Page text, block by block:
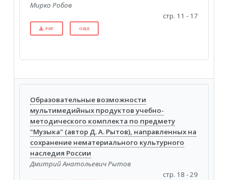
Мирко Робов
стр. 11 - 17
PDF ОЩЕ
Образовательные возможности
мультимедийных продуктов учебно-
методического комплекта по предмету
"Музыка" (автор Д. А. Рытов), направленных на
сохранение нематериального культурного
наследия России
Дмитрий Анатольевич Рытов
стр. 18 - 29